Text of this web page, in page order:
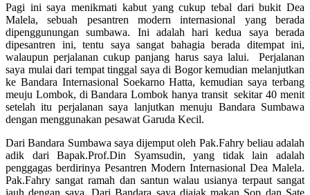
Pagi ini saya menikmati kabut yang cukup tebal dari bukit Dea
Malela, sebuah pesantren modern internasional yang berada
dipenggunungan sumbawa. Ini adalah hari kedua saya berada
dipesantren ini, tentu saya sangat bahagia berada ditempat ini,
walaupun perjalanan cukup panjang harus saya lalui. Perjalanan
saya mulai dari tempat tinggal saya di Bogor kemudian melanjutkan
ke Bandara Internasional Soekarno Hatta, kemudian saya terbang
meuju Lombok, di Bandara Lombok hanya transit sekitar 40 menit
setelah itu perjalanan saya lanjutkan menuju Bandara Sumbawa
dengan menggunakan pesawat Garuda Kecil.
Dari Bandara Sumbawa saya dijemput oleh Pak.Fahry beliau adalah
adik dari Bapak.Prof.Din Syamsudin, yang tidak lain adalah
penggagas berdirinya Pesantren Modern Internasional Dea Malela.
Pak.Fahry sangat ramah dan santun walau usianya terpaut sangat
jauh dengan saya. Dari Bandara saya diajak makan Sop dan Sate